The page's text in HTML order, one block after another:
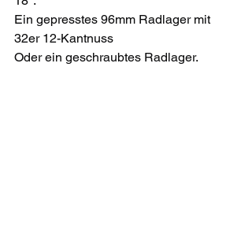
Ein gepresstes 96mm Radlager mit
32er 12-Kantnuss
Oder ein geschraubtes Radlager.